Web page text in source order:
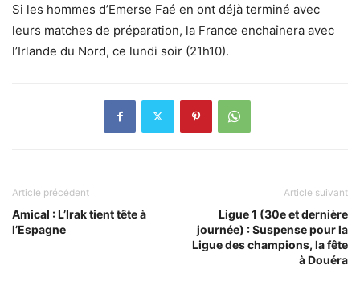
Si les hommes d’Emerse Faé en ont déjà terminé avec
leurs matches de préparation, la France enchaînera avec
l’Irlande du Nord, ce lundi soir (21h10).
Article précédent
Amical : L’Irak tient tête à
l’Espagne
Article suivant
Ligue 1 (30e et dernière
journée) : Suspense pour la
Ligue des champions, la fête
à Douéra